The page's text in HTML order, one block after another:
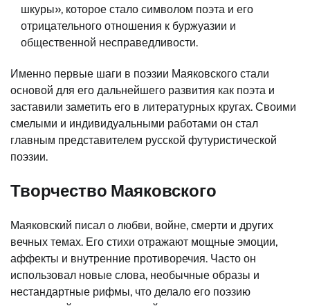
шкуры», которое стало символом поэта и его
отрицательного отношения к буржуазии и
общественной несправедливости.
Именно первые шаги в поэзии Маяковского стали
основой для его дальнейшего развития как поэта и
заставили заметить его в литературных кругах. Своими
смелыми и индивидуальными работами он стал
главным представителем русской футуристической
поэзии.
Творчество Маяковского
Маяковский писал о любви, войне, смерти и других
вечных темах. Его стихи отражают мощные эмоции,
аффекты и внутренние противоречия. Часто он
использовал новые слова, необычные образы и
нестандартные рифмы, что делало его поэзию